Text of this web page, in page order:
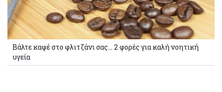
Βάλτε καφέ στο φλιτζάνι σας... 2 φορές για καλή νοητική
υγεία